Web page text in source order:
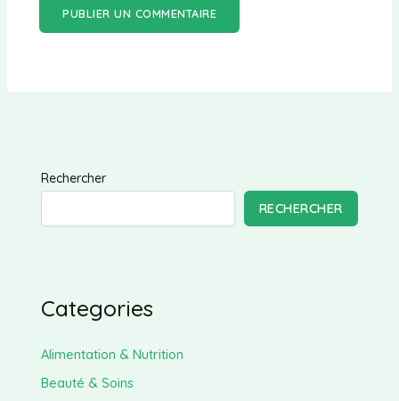
Rechercher
RECHERCHER
Categories
Alimentation & Nutrition
Beauté & Soins